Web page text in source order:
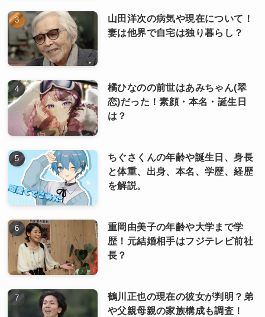
山田洋次の病気や現在について！
妻は他界で自宅は独り暮らし？
橘ひなのの前世はあみちゃん(翠
恋)だった！素顔・本名・誕生日
は？
ちぐさくんの年齢や誕生日、身長
と体重、出身、本名、学歴、経歴
を解説。
重岡由美子の年齢や大学まで学
歴！元結婚相手はフジテレビ前社
長？
鶴川正也の現在の彼女が判明？弟
や父親母親の家族構成も調査！